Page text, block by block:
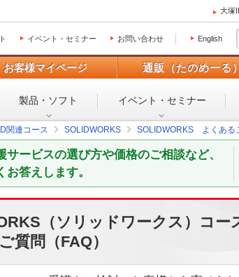
大塚
イベント・セミナー お問い合わせ English
お客様マイページ 通販（たのめーる）
製品・ソフト イベント・ セミナー
関連コース SOLIDWORKS SOLIDWORKS よくある
サービスの選び方や価格のご相談など、
お答えします。
（ソリッドワークス）コー
質問（FAQ）